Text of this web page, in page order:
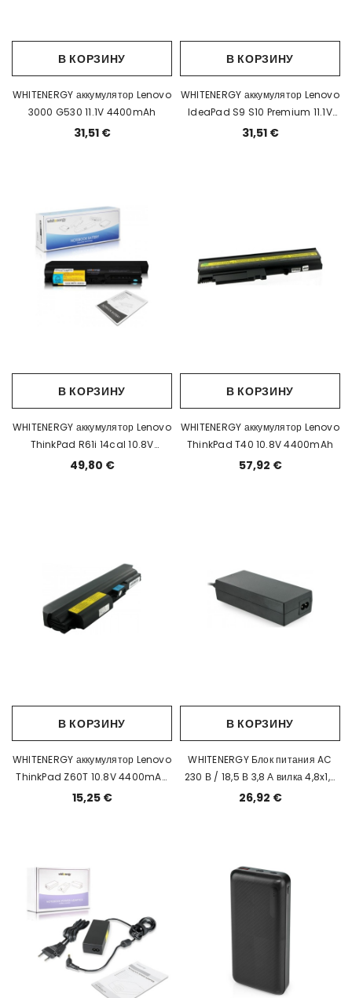
В КОРЗИНУ
WHITENERGY аккумулятор Lenovo
3000 G530 11.1V 4400mAh
31,51 €
В КОРЗИНУ
WHITENERGY аккумулятор Lenovo
IdeaPad S9 S10 Premium 11.1V
5200mAh черный EOL
31,51 €
В КОРЗИНУ
WHITENERGY аккумулятор Lenovo
ThinkPad R61i 14cal 10.8V
4400mAh
49,80 €
В КОРЗИНУ
WHITENERGY аккумулятор Lenovo
ThinkPad T40 10.8V 4400mAh
57,92 €
В КОРЗИНУ
WHITENERGY аккумулятор Lenovo
ThinkPad Z60T 10.8V 4400mAh
EOL
15,25 €
В КОРЗИНУ
WHITENERGY Блок питания AC
230 В / 18,5 В 3,8 А вилка 4,8x1,7
мм
26,92 €